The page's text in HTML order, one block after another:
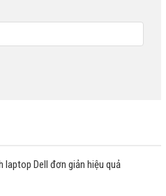
laptop Dell đơn giản hiệu quả